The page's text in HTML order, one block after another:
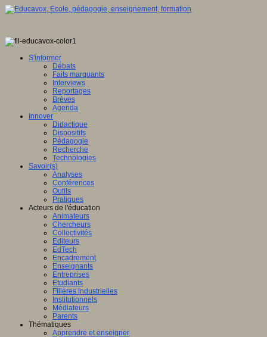
S'informer
Débats
Faits marquants
Interviews
Reportages
Brèves
Agenda
Innover
Didactique
Dispositifs
Pédagogie
Recherche
Technologies
Savoir(s)
Analyses
Conférences
Outils
Pratiques
Acteurs de l'éducation
Animateurs
Chercheurs
Collectivités
Editeurs
EdTech
Encadrement
Enseignants
Entreprises
Etudiants
Filières industrielles
Institutionnels
Médiateurs
Parents
Thématiques
Apprendre et enseigner